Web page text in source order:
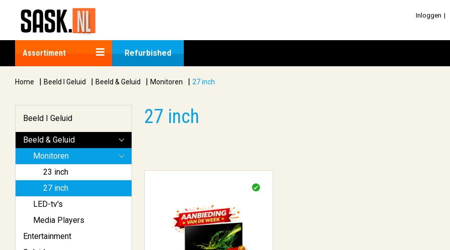
Inloggen
Assortiment Refurbished
Home | Beeld I Geluid | Beeld & Geluid | Monitoren | 27 inch
Beeld I Geluid
Beeld & Geluid
Monitoren
23 inch
27 inch
LED-tv's
Media Players
Entertainment
27 inch